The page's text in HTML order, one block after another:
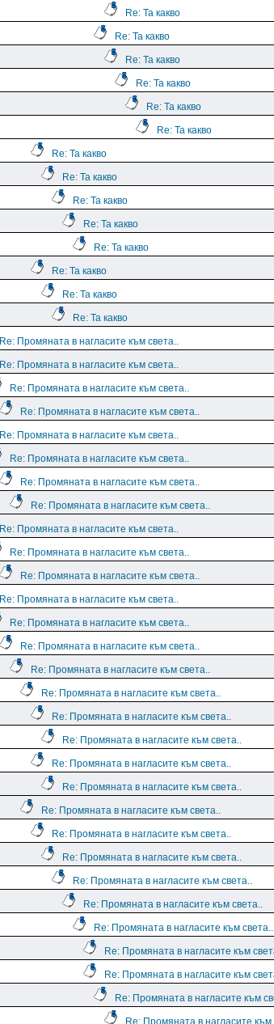
Re: Та какво
Re: Та какво
Re: Та какво
Re: Та какво
Re: Та какво
Re: Та какво
Re: Та какво
Re: Та какво
Re: Та какво
Re: Та какво
Re: Та какво
Re: Та какво
Re: Та какво
Re: Та какво
Re: Промяната в нагласите към света..
Re: Промяната в нагласите към света..
Re: Промяната в нагласите към света..
Re: Промяната в нагласите към света..
Re: Промяната в нагласите към света..
Re: Промяната в нагласите към света..
Re: Промяната в нагласите към света..
Re: Промяната в нагласите към света..
Re: Промяната в нагласите към света..
Re: Промяната в нагласите към света..
Re: Промяната в нагласите към света..
Re: Промяната в нагласите към света..
Re: Промяната в нагласите към света..
Re: Промяната в нагласите към света..
Re: Промяната в нагласите към света..
Re: Промяната в нагласите към света..
Re: Промяната в нагласите към света..
Re: Промяната в нагласите към света..
Re: Промяната в нагласите към света..
Re: Промяната в нагласите към света..
Re: Промяната в нагласите към света..
Re: Промяната в нагласите към света..
Re: Промяната в нагласите към света..
Re: Промяната в нагласите към света..
Re: Промяната в нагласите към света..
Re: Промяната в нагласите към света..
Re: Промяната в нагласите към
Re: Промяната в нагласите към
Re: Промяната в нагласите към
Re: Промяната в нагласите към